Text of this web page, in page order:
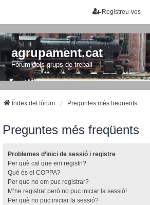
Registreu-vos
agrupament.cat
Fòrum dels grups de treball
Índex del fòrum Preguntes més freqüents
Preguntes més freqüents
Problemes d’inici de sessió i registre
Per què cal que em registri?
Què és el COPPA?
Per què no em puc registrar?
M’he registrat però no puc iniciar la sessió!
Per què no puc iniciar la sessió?